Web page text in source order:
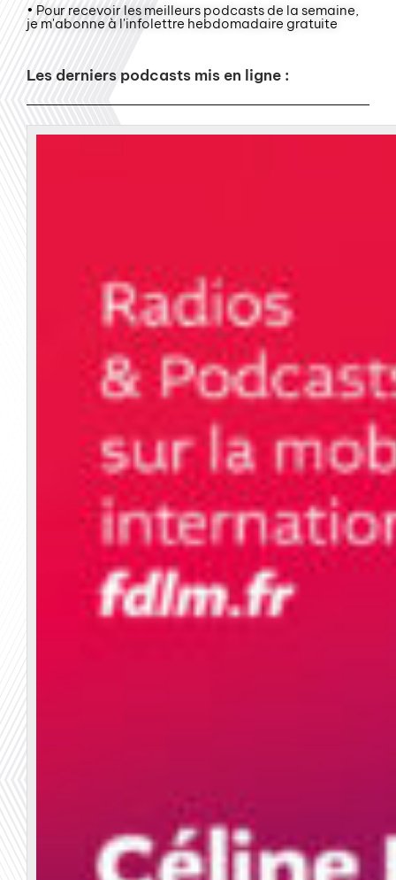
• Pour recevoir les meilleurs podcasts de la semaine,
je m'abonne à l'infolettre hebdomadaire gratuite
Les derniers podcasts mis en ligne :